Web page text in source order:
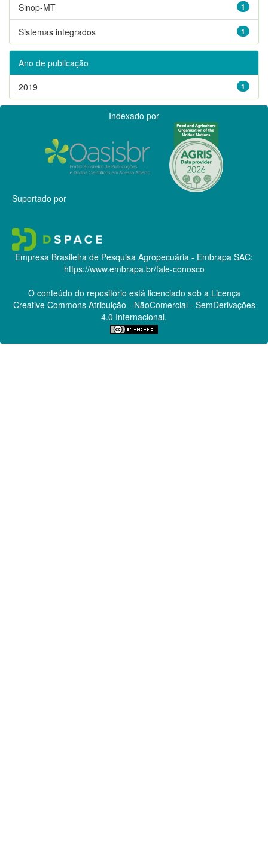
1
Sinop-MT
1
Sistemas integrados
Ano de publicação
1
2019
Indexado por
Suportado por
Empresa Brasileira de Pesquisa Agropecuária - Embrapa SAC:
https://www.embrapa.br/fale-conosco
O conteúdo do repositório está licenciado sob a Licença
Creative CommonsAtribuição - NãoComercial - SemDerivações
4.0 Internacional.